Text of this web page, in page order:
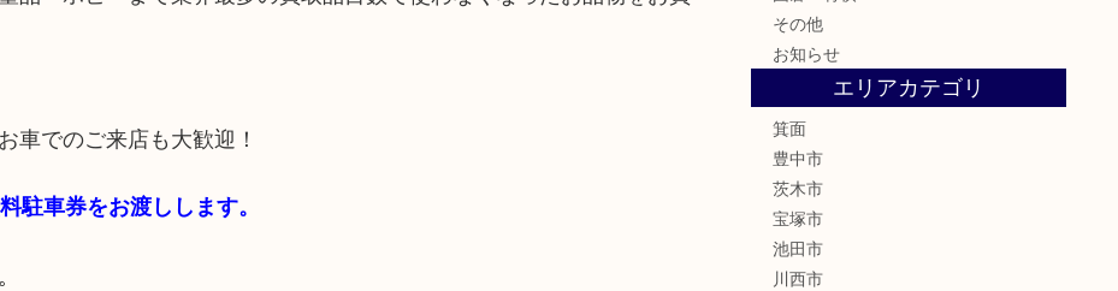
車でのご来店も大歓迎！
駐車券をお渡しします。
その他
お知らせ
エリアカテゴリ
箕面
豊中市
茨木市
宝塚市
池田市
川西市